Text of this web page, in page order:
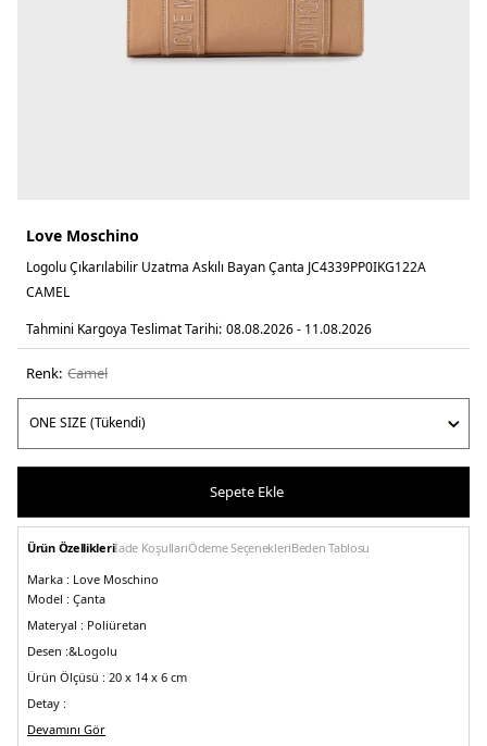
Love Moschino
Logolu Çıkarılabilir Uzatma Askılı Bayan Çanta JC4339PP0IKG122A
CAMEL
Tahmini Kargoya Teslimat Tarihi: 08.08.2026 - 11.08.2026
Renk: camel
Sepete Ekle
Ürün Özellikleriİade KoşullarıÖdeme SeçenekleriBeden Tablosu
Marka : Love Moschino
Model : Çanta
Materyal : Poliüretan
Desen :&Logolu
Ürün Ölçüsü : 20 x 14 x 6 cm
Detay :
-Marka logosu
Devamını Gör